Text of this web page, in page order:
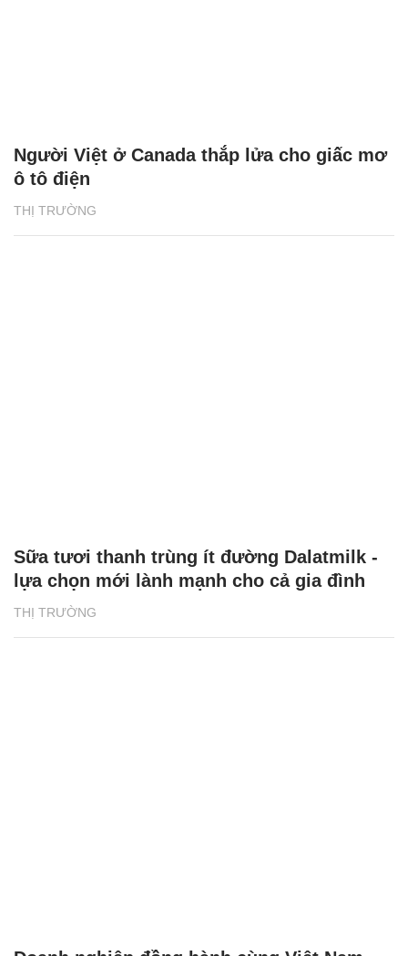
THỊ TRƯỜNG
Người Việt ở Canada thắp lửa cho giấc mơ
ô tô điện
THỊ TRƯỜNG
Sữa tươi thanh trùng ít đường Dalatmilk -
lựa chọn mới lành mạnh cho cả gia đình